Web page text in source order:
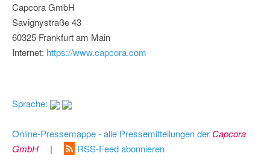
Capcora GmbH
Savignystraße 43
60325 Frankfurt am Main
Internet: https://www.capcora.com
Sprache:
Online-Pressemappe - alle Pressemitteilungen der Capcora
GmbH
| RSS-Feed abonnieren